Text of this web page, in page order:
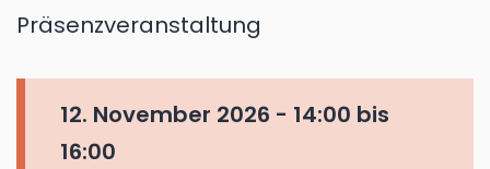
Präsenzveranstaltung
12. November 2026 - 14:00 bis
16:00